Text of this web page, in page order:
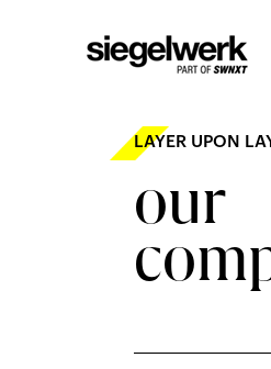
LAYER UPON
our